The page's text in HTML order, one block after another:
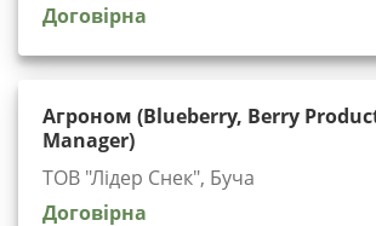
Договірна
Агроном (Blueberry, Berry
Manager)
ТОВ "Лідер Снек", Буча
Договірна